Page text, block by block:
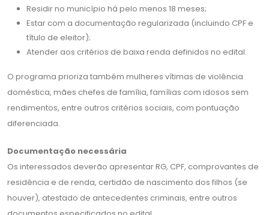
Residir no município há pelo menos 18 meses;
Estar com a documentação regularizada (incluindo CPF e
título de eleitor);
Atender aos critérios de baixa renda definidos no edital.
O programa prioriza também mulheres vítimas de violência
doméstica, mães chefes de família, famílias com idosos sem
rendimentos, entre outros critérios sociais, com pontuação
diferenciada.
Documentação necessária
Os interessados deverão apresentar RG, CPF, comprovantes de
residência e de renda, certidão de nascimento dos filhos (se
houver), atestado de antecedentes criminais, entre outros